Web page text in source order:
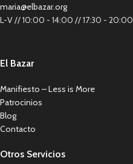
maria@elbazar.org
L-V // 10:00 - 14:00 // 17:30 - 20:00
El Bazar
Manifiesto – Less is More
Patrocinios
Blog
Contacto
Otros Servicios